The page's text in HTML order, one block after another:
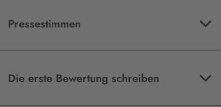
Pressestimmen
Die erste Bewertung schreiben